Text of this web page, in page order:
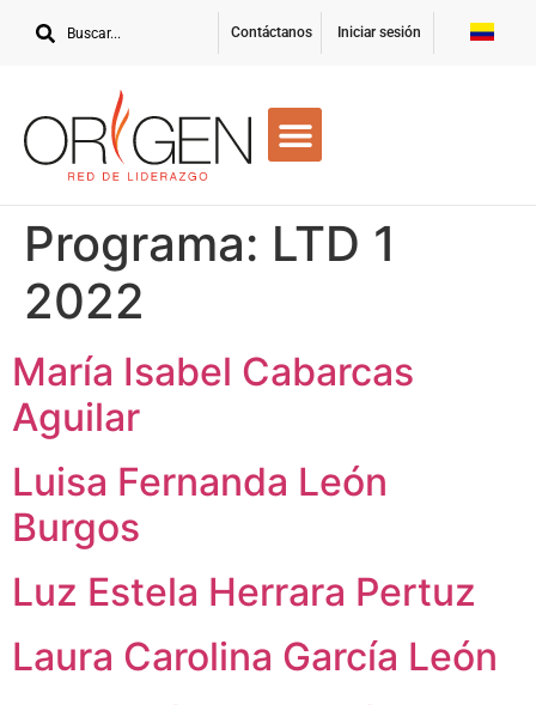
Contáctanos Iniciar sesión
Programa: LTD 1
2022
María Isabel Cabarcas
Aguilar
Luisa Fernanda León
Burgos
Luz Estela Herrara Pertuz
Laura Carolina García León